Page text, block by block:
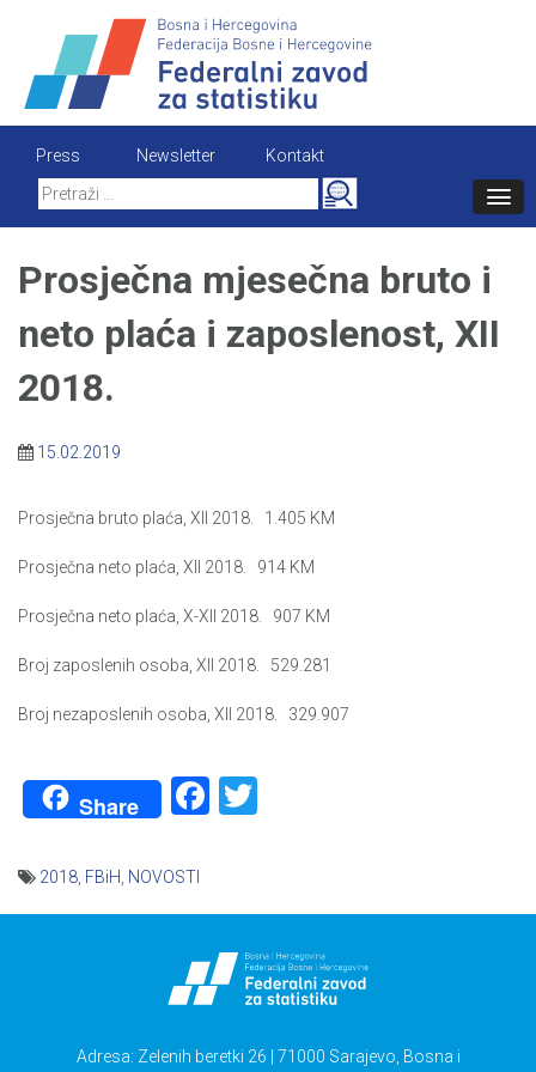
content
Press Newsletter
Kontakt
Search
for:
Prosječna mjesečna bruto i
neto plaća i zaposlenost, XII
2018.
15.02.2019
Prosječna bruto plaća, XII 2018. 1.405 KM
Prosječna neto plaća, XII 2018. 914 KM
Prosječna neto plaća, X-XII 2018. 907 KM
Broj zaposlenih osoba, XII 2018. 529.281
Broj nezaposlenih osoba, XII 2018. 329.907
Share Facebook
2018 FBiH NOVOSTI
Adresa: Zelenih beretki 26 | 71000 Sarajevo, Bosna i